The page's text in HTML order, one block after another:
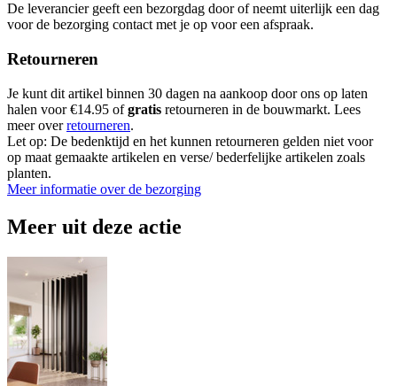
De leverancier geeft een bezorgdag door of neemt uiterlijk een dag
voor de bezorging contact met je op voor een afspraak.
Retourneren
Je kunt dit artikel binnen 30 dagen na aankoop door ons op laten
halen voor €14.95 ofgratis retourneren in de bouwmarkt. Lees
meer overretourneren.
Let op: De bedenktijd en het kunnen retourneren gelden niet voor
op maat gemaakte artikelen en verse/ bederfelijke artikelen zoals
planten.
Meer informatie over de bezorging
Meer uit deze actie